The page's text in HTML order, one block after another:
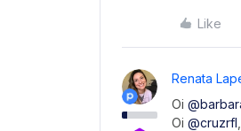
Like
Renata
Oi ​
​Oi @cruzrfl